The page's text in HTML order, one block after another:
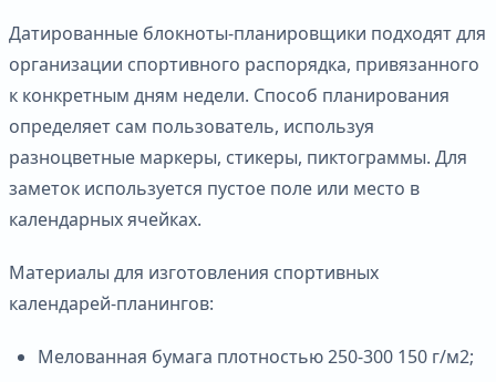
Датированные блокноты-планировщики подходят для
организации спортивного распорядка, привязанного
к конкретным дням недели. Способ планирования
определяет сам пользователь, используя
разноцветные маркеры, стикеры, пиктограммы. Для
заметок используется пустое поле или место в
календарных ячейках.
Материалы для изготовления спортивных
календарей-планингов:
Мелованная бумага плотностью 250-300 150 г/м2;